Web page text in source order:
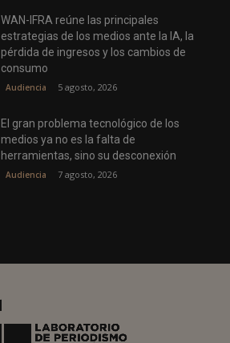
WAN-IFRA reúne las principales
estrategias de los medios ante la IA, la
pérdida de ingresos y los cambios de
consumo
Audiencia 5 agosto, 2026
El gran problema tecnológico de los
medios ya no es la falta de
herramientas, sino su desconexión
Audiencia 7 agosto, 2026